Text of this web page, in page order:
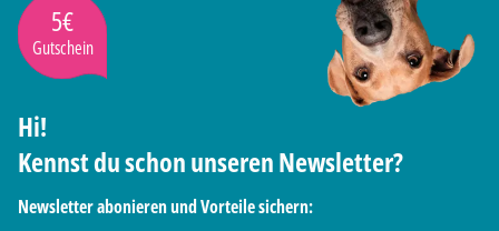
5€
Gutschein
Hi!
Kennst du schon unseren Newsletter?
Newsletter abonieren und Vorteile sichern: